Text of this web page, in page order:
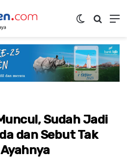
Switch skin
Sudah Jadi
dan Sebut Tak